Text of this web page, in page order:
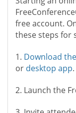
free account.
these steps for
1. Download
or desktop app
2. Launch the